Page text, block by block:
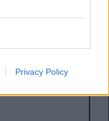
Privacy Policy